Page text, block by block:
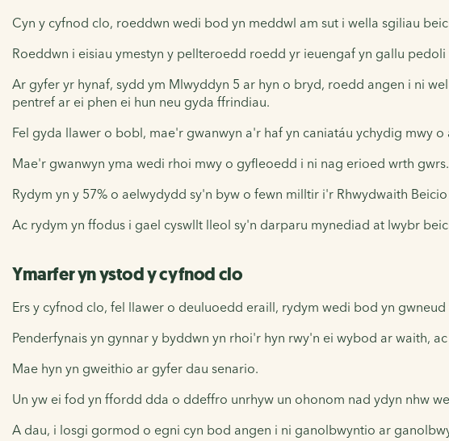
Cyn y cyfnod clo, roeddwn wedi bod yn meddwl am sut i wella sgiliau
Roeddwn i eisiau ymestyn y pellteroedd roedd yr ieuengaf yn gallu
Ar gyfer yr hynaf, sydd ym Mlwyddyn 5 ar hyn o bryd, roedd angen i ni
pentref ar ei phen ei hun neu gyda ffrindiau.
Fel gyda llawer o bobl, mae'r gwanwyn a'r haf yn caniatáu ychydig mwy
Mae'r gwanwyn yma wedi rhoi mwy o gyfleoedd i ni nag erioed wrth gwrs.
Rydym yn y 57% o aelwydydd sy'n byw o fewn milltir i'r Rhwydwaith
Ac rydym yn ffodus i gael cyswllt lleol sy'n darparu mynediad at lwybr
Ymarfer yn ystod y cyfnod clo
Ers y cyfnod clo, fel llawer o deuluoedd eraill, rydym wedi bod yn
Penderfynais yn gynnar y byddwn yn rhoi'r hyn rwy'n ei wybod ar waith,
Mae hyn yn gweithio ar gyfer dau senario.
Un yw ei fod yn ffordd dda o ddeffro unrhyw un ohonom nad ydyn nhw
A dau, i losgi gormod o egni cyn bod angen i ni ganolbwyntio ar